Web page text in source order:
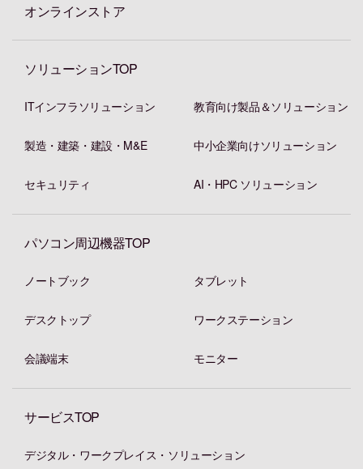
オンラインストア
ソリューションTOP
ITインフラソリューション 教育向け製品＆ソリューション
製造・建築・建設・M&E 中小企業向けソリューション
セキュリティ AI・HPC ソリューション
パソコン周辺機器TOP
ノートブック タブレット
デスクトップ ワークステーション
会議端末 モニター
サービスTOP
デジタル・ワークプレイス・ソリューション